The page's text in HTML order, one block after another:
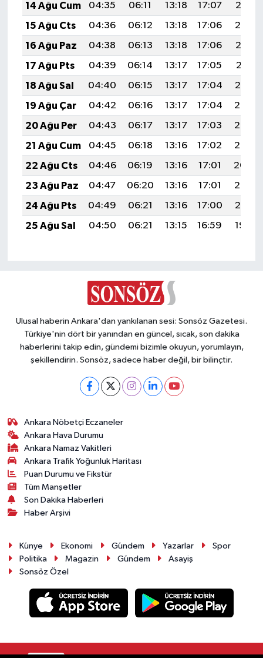
14 Ağu Cum
04:35 06:11 13:18 17:07
20:15
15 Ağu Cts
04:36 06:12 13:18 17:06
20:14
16 Ağu Paz
04:38 06:13 13:18 17:06
20:12
17 Ağu Pts
04:39 06:14 13:17 17:05
20:11
18 Ağu Sal
04:40 06:15 13:17 17:04
20:10
19 Ağu Çar
04:42 06:16 13:17 17:04
20:08
20 Ağu Per
04:43 06:17 13:17 17:03
20:07
21 Ağu Cum
04:45 06:18 13:16 17:02
20:05
22 Ağu Cts
04:46 06:19 13:16 17:01
20:04
23 Ağu Paz
04:47 06:20 13:16 17:01
20:02
24 Ağu Pts
04:49 06:21 13:16 17:00
20:01
25 Ağu Sal
04:50 06:21 13:15 16:59 19:59
Ulusal haberin Ankara'dan yankılanan sesi: Sonsöz Gazetesi.
Türkiye'nin dört bir yanından en güncel, sıcak, son dakika
haberlerini takip edin, gündemi bizimle okuyun, yorumlayın,
şekillendirin. Sonsöz, sadece haber değil, bir bilinçtir.
Ankara Nöbetçi Eczaneler
Ankara Hava Durumu
Ankara Namaz Vakitleri
Ankara Trafik Yoğunluk Haritası
Puan Durumu ve Fikstür
Tüm Manşetler
Son Dakika Haberleri
Haber Arşivi
Künye Ekonomi Gündem Yazarlar
Spor
Politika
Magazin Gündem
Asayiş
Sonsöz Özel